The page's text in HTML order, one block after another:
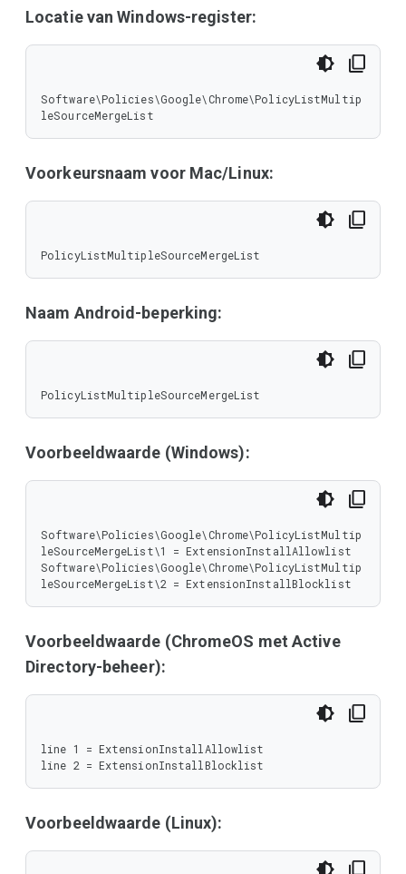
Locatie van Windows-register:
Software\Policies\Google\Chrome\PolicyListMultip
leSourceMergeList
Voorkeursnaam voor Mac/Linux:
PolicyListMultipleSourceMergeList
Naam Android-beperking:
PolicyListMultipleSourceMergeList
Voorbeeldwaarde (Windows):
Software\Policies\Google\Chrome\PolicyListMultip
leSourceMergeList\1 = ExtensionInstallAllowlist
Software\Policies\Google\Chrome\PolicyListMultip
leSourceMergeList\2 = ExtensionInstallBlocklist
Voorbeeldwaarde (ChromeOS met Active
Directory-beheer):
line 1 = ExtensionInstallAllowlist
line 2 = ExtensionInstallBlocklist
Voorbeeldwaarde (Linux):